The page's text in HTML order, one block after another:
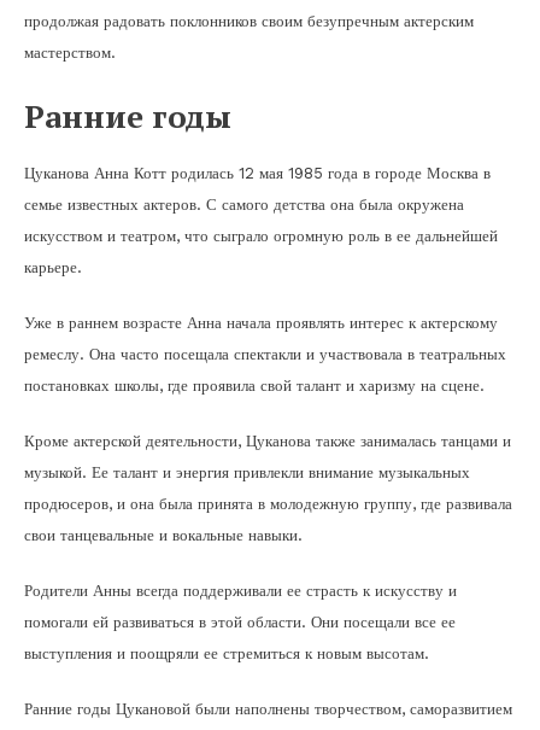
продолжая радовать поклонников своим безупречным актерским
мастерством.
Ранние годы
Цуканова Анна Котт родилась 12 мая 1985 года в городе Москва в
семье известных актеров. С самого детства она была окружена
искусством и театром, что сыграло огромную роль в ее дальнейшей
карьере.
Уже в раннем возрасте Анна начала проявлять интерес к актерскому
ремеслу. Она часто посещала спектакли и участвовала в театральных
постановках школы, где проявила свой талант и харизму на сцене.
Кроме актерской деятельности, Цуканова также занималась танцами и
музыкой. Ее талант и энергия привлекли внимание музыкальных
продюсеров, и она была принята в молодежную группу, где развивала
свои танцевальные и вокальные навыки.
Родители Анны всегда поддерживали ее страсть к искусству и
помогали ей развиваться в этой области. Они посещали все ее
выступления и поощряли ее стремиться к новым высотам.
Ранние годы Цукановой были наполнены творчеством, саморазвитием